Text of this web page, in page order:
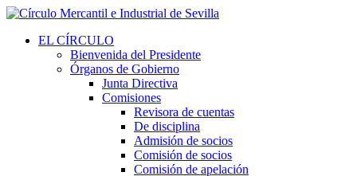
EL CÍRCULO
Bienvenida del Presidente
Órganos de Gobierno
Junta Directiva
Comisiones
Revisora de cuentas
De disciplina
Admisión de socios
Comisión de socios
Comisión de apelación